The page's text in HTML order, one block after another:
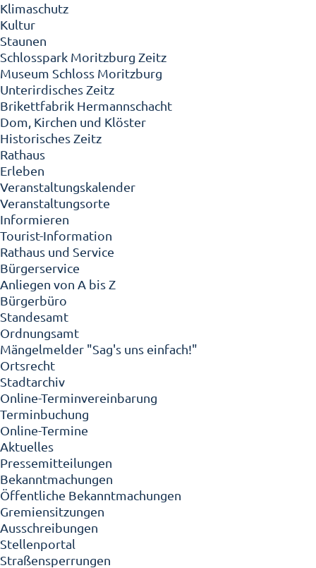
Klimaschutz
Kultur
Staunen
Schlosspark Moritzburg Zeitz
Museum Schloss Moritzburg
Unterirdisches Zeitz
Brikettfabrik Hermannschacht
Dom, Kirchen und Klöster
Historisches Zeitz
Rathaus
Erleben
Veranstaltungskalender
Veranstaltungsorte
Informieren
Tourist-Information
Rathaus und Service
Bürgerservice
Anliegen von A bis Z
Bürgerbüro
Standesamt
Ordnungsamt
Mängelmelder "Sag's uns einfach!"
Ortsrecht
Stadtarchiv
Online-Terminvereinbarung
Terminbuchung
Online-Termine
Aktuelles
Pressemitteilungen
Bekanntmachungen
Öffentliche Bekanntmachungen
Gremiensitzungen
Ausschreibungen
Stellenportal
Straßensperrungen